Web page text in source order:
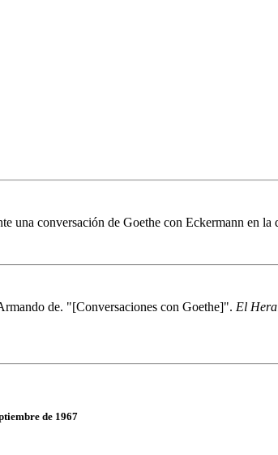
una conversación de Goethe con Eckermann en
de. "[Conversaciones con Goethe]". El
de 1967